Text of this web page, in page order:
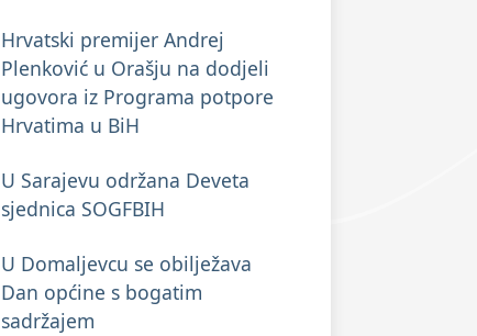
Hrvatski premijer Andrej
Plenković u Orašju na dodjeli
ugovora iz Programa potpore
Hrvatima u BiH
U Sarajevu održana Deveta
sjednica SOGFBIH
U Domaljevcu se obilježava
Dan općine s bogatim
sadržajem